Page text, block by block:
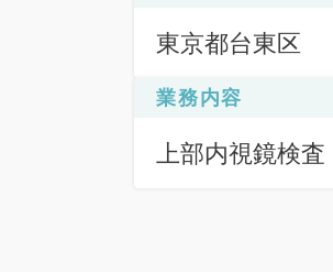
東京都台東区
業務内容
上部内視鏡検査